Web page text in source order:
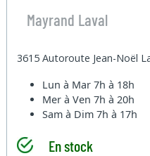
Mayrand Laval
3615 Autoroute Jean-Noël
Lun à Mar7h à 18h
Mer à Ven7h à 20h
Sam à Dim7h à 17h
En stock